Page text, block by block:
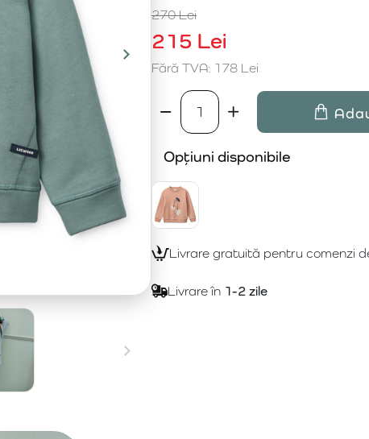
215 Lei
270 Lei
Fără TVA: 178 Lei
Opțiuni disponibile
Livrare gratuită pentru comenzi
Livrare în 1-2 zile